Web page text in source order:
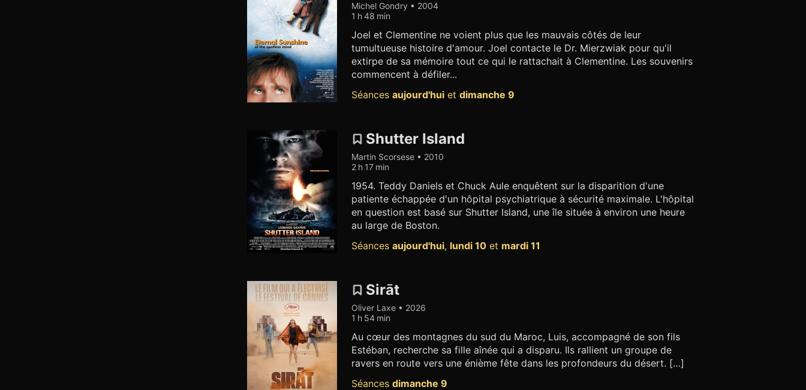
Michel Gondry • 2004
1 h 48 min
Joel et Clementine ne voient plus que les mauvais côtés de leur
tumultueuse histoire d'amour. Joel contacte le Dr. Mierzwiak pour qu'il
extirpe de sa mémoire tout ce qui le rattachait à Clementine. Les souvenirs
commencent à défiler...
Séances aujourd'hui et dimanche 9
Shutter Island
Martin Scorsese • 2010
2 h 17 min
1954. Teddy Daniels et Chuck Aule enquêtent sur la disparition d'une
patiente échappée d'un hôpital psychiatrique à sécurité maximale. L'hôpital
en question est basé sur Shutter Island, une île située à environ une heure
au large de Boston.
Séances aujourd'hui, lundi 10 et mardi 11
Sirāt
Oliver Laxe • 2026
1 h 54 min
Au cœur des montagnes du sud du Maroc, Luis, accompagné de son fils
Estéban, recherche sa fille aînée qui a disparu. Ils rallient un groupe de
ravers en route vers une énième fête dans les profondeurs du désert. […]
Séances dimanche 9